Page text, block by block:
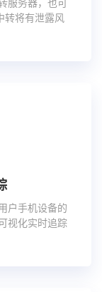
服务器，也可
转将有泄露风
户手机设备的
视化实时追踪